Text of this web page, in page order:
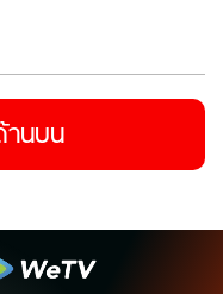
านบน